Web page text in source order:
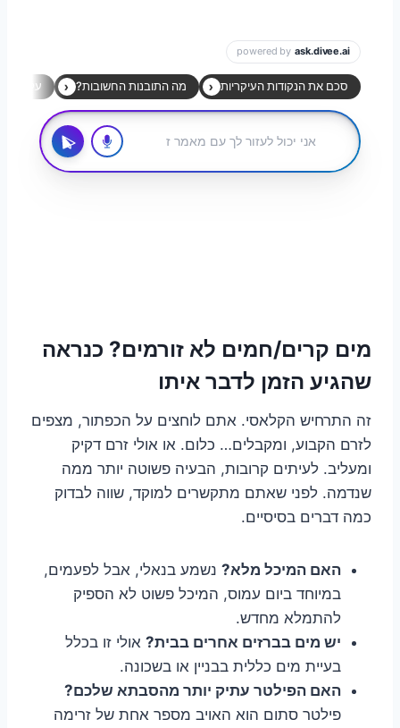
מים קרים/חמים לא זורמים? כנראה
שהגיע הזמן לדבר איתו
זה התרחיש הקלאסי. אתם לוחצים על הכפתור, מצפים
לזרם הקבוע, ומקבלים… כלום. או אולי זרם דקיק
ומעליב. לעיתים קרובות, הבעיה פשוטה יותר ממה
שנדמה. לפני שאתם מתקשרים למוקד, שווה לבדוק
כמה דברים בסיסיים.
האם המיכל מלא? נשמע בנאלי, אבל לפעמים,
במיוחד ביום עמוס, המיכל פשוט לא הספיק
להתמלא מחדש.
יש מים בברזים אחרים בבית? אולי זו בכלל
בעיית מים כללית בבניין או בשכונה.
האם הפילטר עתיק יותר מהסבתא שלכם?
פילטר סתום הוא האויב מספר אחת של זרימה